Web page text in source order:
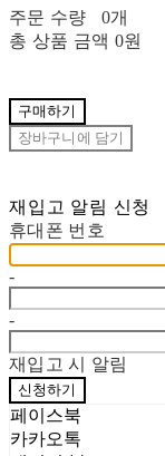
주문 수량
0개
총 상품 금액 0원
구매하기
장바구니에 담기
재입고 알림 신청
휴대폰 번호
-
-
재입고 시 알림
신청하기
페이스북
카카오톡